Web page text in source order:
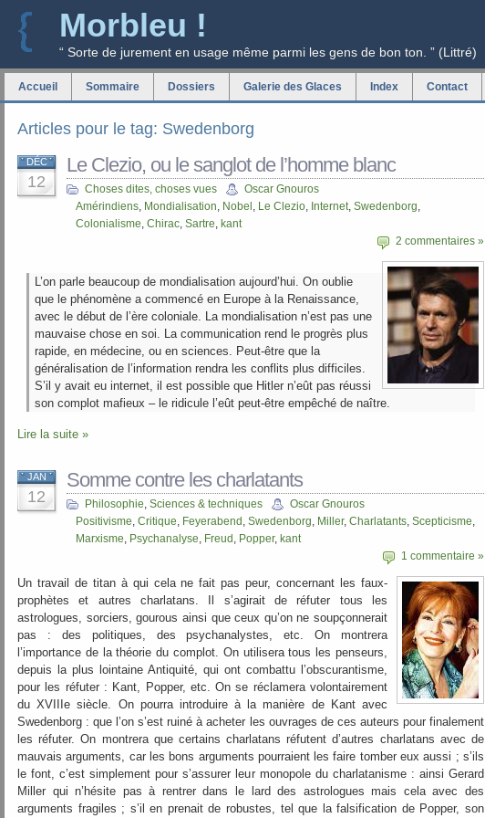
Morbleu !
“ Sorte de jurement en usage même parmi les gens de bon ton. ” (Littré)
Accueil Sommaire Dossiers Galerie des Glaces Index Contact
Articles pour le tag: Swedenborg
DÉC
12
Le Clezio, ou le sanglot de l’homme blanc
Choses dites, choses vues
Oscar Gnouros
Amérindiens, Mondialisation, Nobel , Le Clezio, Internet, Swedenborg,
Colonialisme, Chirac, Sartre, kant
2 commentaires »
L’on parle beaucoup de mondialisation aujourd’hui. On oublie
que le phénomène a commencé en Europe à la Renaissance,
avec le début de l’ère coloniale. La mondialisation n’est pas une
mauvaise chose en soi. La communication rend le progrès plus
rapide, en médecine, ou en sciences. Peut-être que la
généralisation de l’information rendra les conflits plus difficiles.
S’il y avait eu internet, il est possible que Hitler n’eût pas réussi
son complot mafieux – le ridicule l’eût peut-être empêché de naître.
Lire la suite »
JAN
12
Somme contre les charlatants
Philosophie, Sciences & techniques
Oscar Gnouros
Positivisme, Critique, Feyerabend , Swedenborg, Miller, Charlatants, Scepticisme,
Marxisme, Psychanalyse, Freud , Popper, kant
1 commentaire »
Un travail de titan à qui cela ne fait pas peur, concernant les faux-
prophètes et autres charlatans. Il s’agirait de réfuter tous les
astrologues, sorciers, gourous ainsi que ceux qu’on ne soupçonnerait
pas : des politiques, des psychanalystes, etc. On montrera
l’importance de la théorie du complot. On utilisera tous les penseurs,
depuis la plus lointaine Antiquité, qui ont combattu l’obscurantisme,
pour les réfuter : Kant, Popper, etc. On se réclamera volontairement
du XVIIIe siècle. On pourra introduire à la manière de Kant avec
Swedenborg : que l’on s’est ruiné à acheter les ouvrages de ces auteurs pour finalement
les réfuter. On montrera que certains charlatans réfutent d’autres charlatans avec de
mauvais arguments, car les bons arguments pourraient les faire tomber eux aussi ; s’ils
le font, c’est simplement pour s’assurer leur monopole du charlatanisme : ainsi Gerard
Miller qui n’hésite pas à rentrer dans le lard des astrologues mais cela avec des
arguments fragiles ; s’il en prenait de robustes, tel que la falsification de Popper, son